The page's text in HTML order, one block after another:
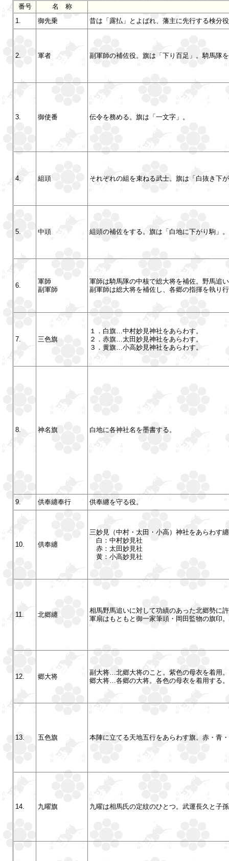
番号
名 称
1.
御先乗 昔は「露払」とよばれ、藩主に先行する検分
2. 軍者 副軍師の補佐役。旗は「下り百足」。騎馬隊
3. 御使番 伝令を務める。旗は「一文字」。
4. 組頭 それぞれの組を束ねる武士。旗は「白抜き下
5. 中頭 組頭の補佐をする。旗は「白地に下がり駒」。
6.
軍師
副軍師
軍師は騎馬隊の中核で総大将を補佐。野馬追
副軍師は総大将を補佐し、各郷の指揮を執り
7. 三色旗
１．白旗…中村妙見神社をあらわす。
２．赤旗…太田妙見神社をあらわす。
３．黄旗…小高妙見神社をあらわす。
8. 神名旗 白地に各神社名を墨書する。
9. 供奉纏奉行 供奉纏を守る役。
10. 供奉纏
三妙見（中村・太田・小高）神社をあらわす
白：中村妙見社
赤：太田妙見社
黄：小高妙見社
11. 北郷纏
相馬野馬追いに対して功績のあった北郷勢に
軍扇はもともと御一家筆頭・岡田監物の旗印。
12. 郷大将
副大将…北郷大将のこと。紫色の母衣を着用。
郷大将…各郷の大将。各色の母衣を着用する。
13. 五色旗 本陣に立てる天地五行をあらわす旗。赤・青
14. 九曜旗 九曜は相馬氏の定紋のひとつ。武運長久と子